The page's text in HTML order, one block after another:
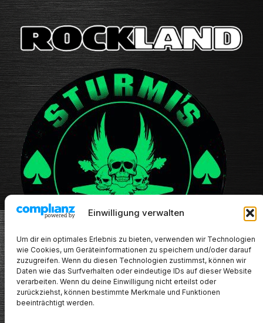
Einwilligung verwalten
Um dir ein optimales Erlebnis zu bieten, verwenden wir Technologien
wie Cookies, um Geräteinformationen zu speichern und/oder darauf
zuzugreifen. Wenn du diesen Technologien zustimmst, können wir
Daten wie das Surfverhalten oder eindeutige IDs auf dieser Website
verarbeiten. Wenn du deine Einwilligung nicht erteilst oder
zurückziehst, können bestimmte Merkmale und Funktionen
beeinträchtigt werden.